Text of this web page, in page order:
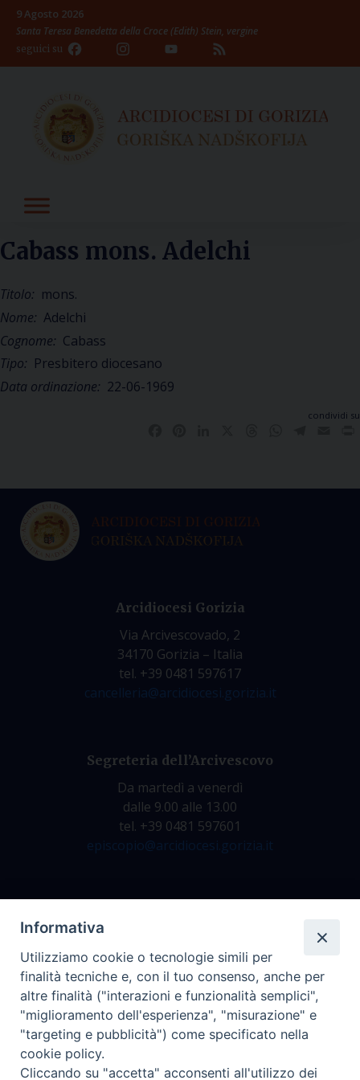
Skip
content
9 Agosto 2026
Santa Teresa Benedetta della Croce (Edith) Stein, vergine
seguici su Facebook InstagramYouTube
Channel
Cabass mons. Adelchi
Titolo: mons.
Nome: Adelchi
Cognome: Cabass
Tipo: Presbitero diocesano
Data ordinazione: 22-06-1969
condividi su
Arcidiocesi Gorizia
Via Arcivescovado, 2
34170 Gorizia – Italia
tel. +39 0481 597617
cancelleria@arcidiocesi.gorizia.it
Segreteria dell’Arcivescovo
Da martedì a venerdì
dalle 9.00 alle 13.00
tel. +39 0481 597601
episcopio@arcidiocesi.gorizia.it
dalle 9.00 alle 12.30
tel. +39 0481 597628
archivio@arcidiocesi.gorizia.it
Ufficio Comunicazioni Sociali
Informativa
Utilizziamo cookie o tecnologie simili per
finalità tecniche e, con il tuo consenso, anche per
altre finalità ("interazioni e funzionalità semplici",
"miglioramento dell'esperienza", "misurazione" e
"targeting e pubblicità") come specificato nella
cookie policy.
Cliccando su "accetta" acconsenti all'utilizzo dei